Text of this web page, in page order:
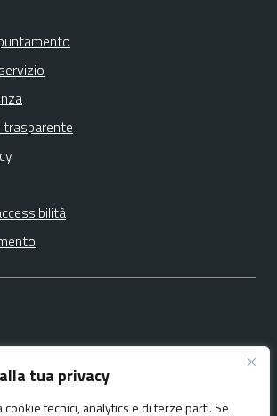
tua privacy
tecnici, analytics e di terze parti. Se